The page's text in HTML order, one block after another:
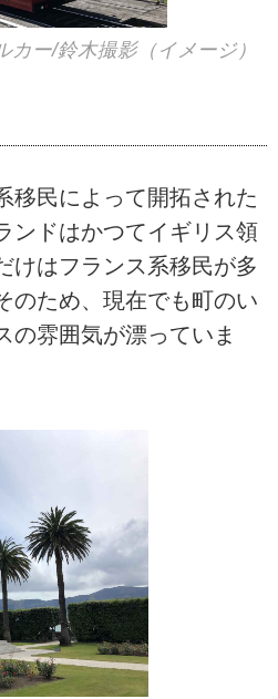
カー/鈴木撮影（イメージ）
移民によって開拓された
ンドはかつてイギリス領
けはフランス系移民が多
のため、現在でも町のい
の雰囲気が漂っていま